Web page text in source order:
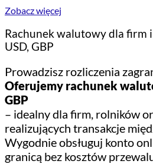
Zobacz więcej
Rachunek walutowy dla firm
USD, GBP
Prowadzisz rozliczenia
Oferujemy rachunek
GBP
– idealny dla firm, rolników
realizujących transakcje
Wygodnie obsługuj konto
granicą bez kosztów